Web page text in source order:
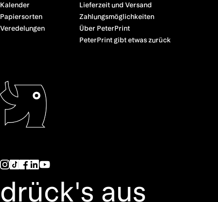
Kalender
Papiersorten
Veredelungen
Lieferzeit und Versand
Zahlungsmöglichkeiten
Über PeterPrint
PeterPrint gibt etwas zurück
drück's aus